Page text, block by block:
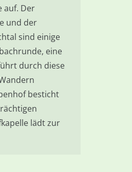
auf. Der
und der
sind einige
eine
durch diese
besticht
lädt zur